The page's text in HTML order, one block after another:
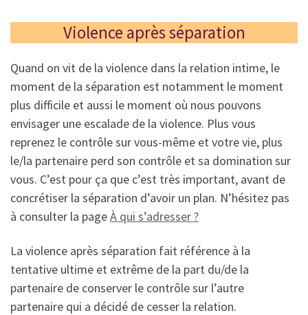
Violence après séparation
Quand on vit de la violence dans la relation intime, le
moment de la séparation est notamment le moment
plus difficile et aussi le moment où nous pouvons
envisager une escalade de la violence. Plus vous
reprenez le contrôle sur vous-même et votre vie, plus
le/la partenaire perd son contrôle et sa domination sur
vous. C’est pour ça que c’est très important, avant de
concrétiser la séparation d’avoir un plan. N’hésitez pas
à consulter la pageÀ qui s’adresser ?
La violence après séparation fait référence à la
tentative ultime et extrême de la part du/de la
partenaire de conserver le contrôle sur l’autre
partenaire qui a décidé de cesser la relation.